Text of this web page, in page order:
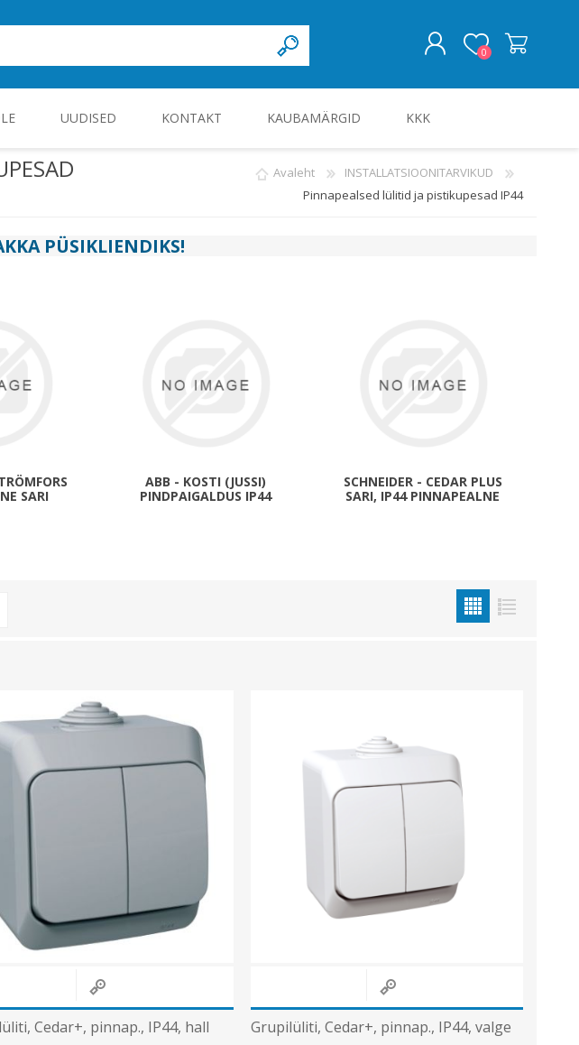
0
KILBID JA KILBITARVIKUD
Kilbid, aluspaigaldus
IP65, IP67
Sisevalgustid
Tulekindlad valgustid ja tarvikud
Siinid ja valgustid
Vaata kõiki
UUDISED KONTAKT KAUBAMÄRGID KKK
Avaleht
INSTALLATSIOONITARVIKUD
Pinnapealsed lülitid ja pistikupesad IP44
PÜSIKLIENDIKS!
SARI
ABB - KOSTI (JUSSI)
PINDPAIGALDUS IP44
SCHNEIDER - CEDAR PLUS
SARI, IP44 PINNAPEALNE
Cedar+, pinnap., IP44, hall Grupilüliti, Cedar+, pinnap., IP44, valge